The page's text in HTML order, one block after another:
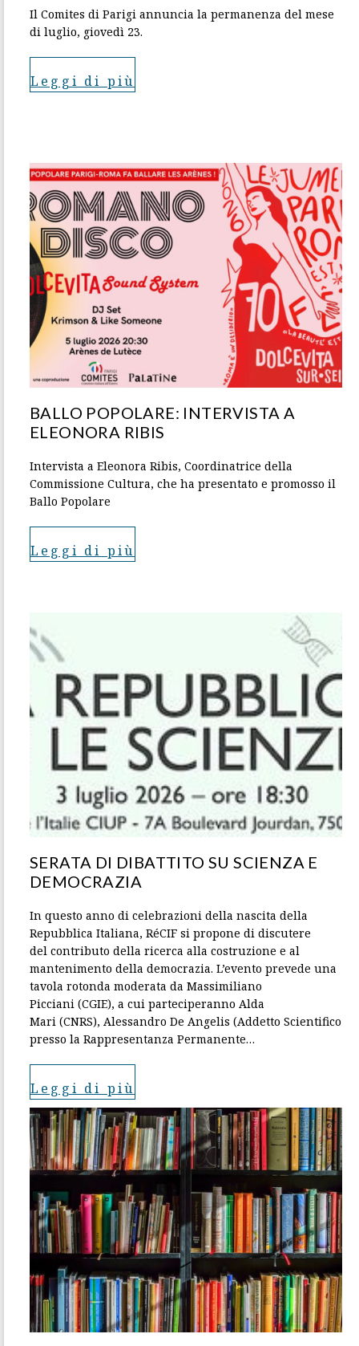
Il Comites di Parigi annuncia la permanenza del mese
di luglio, giovedì 23.
Leggi di più
BALLO POPOLARE: INTERVISTA A
ELEONORA RIBIS
Intervista a Eleonora Ribis, Coordinatrice della
Commissione Cultura, che ha presentato e promosso il
Ballo Popolare
Leggi di più
SERATA DI DIBATTITO SU SCIENZA E
DEMOCRAZIA
In questo anno di celebrazioni della nascita della
Repubblica Italiana, RéCIF si propone di discutere
del contributo della ricerca alla costruzione e al
mantenimento della democrazia. L’evento prevede una
tavola rotonda moderata da Massimiliano
Picciani (CGIE), a cui parteciperanno Alda
Mari (CNRS), Alessandro De Angelis (Addetto Scientifico
presso la Rappresentanza Permanente…
Leggi di più